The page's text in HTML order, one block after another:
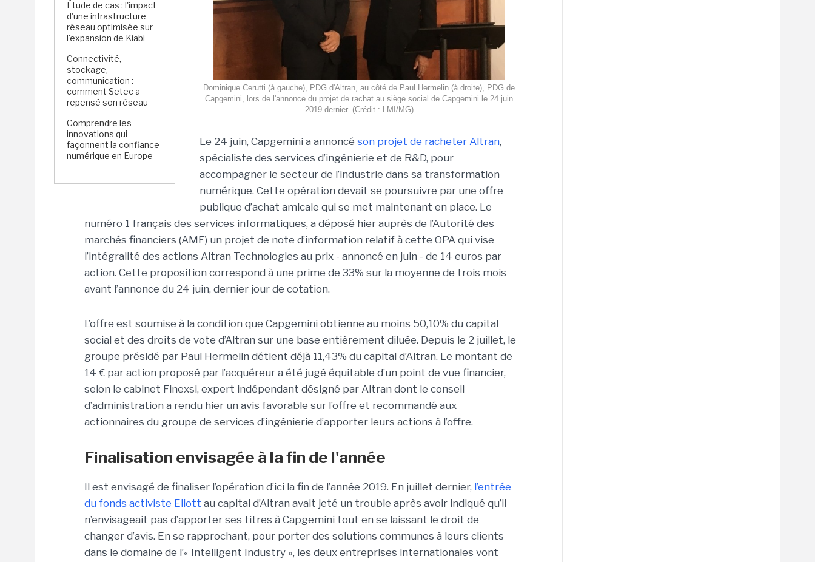
Étude de cas : l'impact
d'une infrastructure
réseau optimisée sur
l'expansion de Kiabi
Connectivité,
stockage,
communication :
comment Setec a
repensé son réseau
Comprendre les
innovations qui
façonnent la confiance
numérique en Europe
Dominique Cerutti (à gauche), PDG d'Altran, au côté de Paul Hermelin (à droite), PDG de
Capgemini, lors de l'annonce du projet de rachat au siège social de Capgemini le 24 juin
2019 dernier. (Crédit : LMI/MG)
Le 24 juin, Capgemini a annoncé son projet de racheter Altran,
spécialiste des services d’ingénierie et de R&D, pour
accompagner le secteur de l’industrie dans sa transformation
numérique. Cette opération devait se poursuivre par une offre
publique d’achat amicale qui se met maintenant en place. Le
numéro 1 français des services informatiques, a déposé hier auprès de l’Autorité des
marchés financiers (AMF) un projet de note d’information relatif à cette OPA qui vise
l’intégralité des actions Altran Technologies au prix - annoncé en juin - de 14 euros par
action. Cette proposition correspond à une prime de 33% sur la moyenne de trois mois
avant l’annonce du 24 juin, dernier jour de cotation.
L’offre est soumise à la condition que Capgemini obtienne au moins 50,10% du capital
social et des droits de vote d’Altran sur une base entièrement diluée. Depuis le 2 juillet, le
groupe présidé par Paul Hermelin détient déjà 11,43% du capital d’Altran. Le montant de
14 € par action proposé par l’acquéreur a été jugé équitable d’un point de vue financier,
selon le cabinet Finexsi, expert indépendant désigné par Altran dont le conseil
d’administration a rendu hier un avis favorable sur l’offre et recommandé aux
actionnaires du groupe de services d’ingénierie d’apporter leurs actions à l’offre.
Finalisation envisagée à la fin de l'année
Il est envisagé de finaliser l’opération d’ici la fin de l’année 2019. En juillet dernier, l’entrée
du fonds activiste Eliott au capital d’Altran avait jeté un trouble après avoir indiqué qu’il
n’envisageait pas d’apporter ses titres à Capgemini tout en se laissant le droit de
changer d’avis. En se rapprochant, pour porter des solutions communes à leurs clients
dans le domaine de l’« Intelligent Industry », les deux entreprises internationales vont